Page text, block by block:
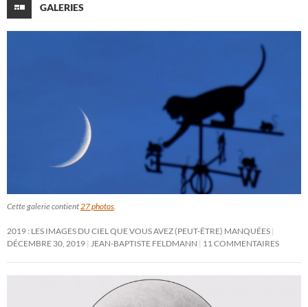
GALERIES
Cette galerie contient 27 photos
2019 : LES IMAGES DU CIEL QUE VOUS AVEZ (PEUT-ÊTRE) MANQUÉES
DÉCEMBRE 30, 2019
JEAN-BAPTISTE FELDMANN 11 COMMENTAIRES